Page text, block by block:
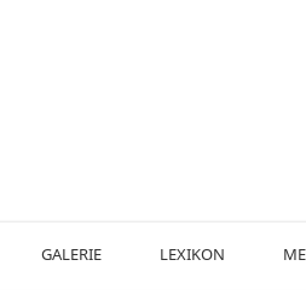
GALERIE LEXIKON